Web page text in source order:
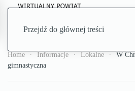
Przejdź do głównej treści
Home Informacje Lokalne
W
gimnastyczna